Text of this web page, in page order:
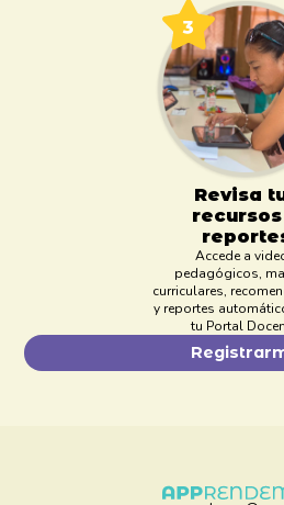
Revisa
Accede a
pedagógicos,
curriculares,
y reportes
tu Portal